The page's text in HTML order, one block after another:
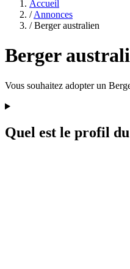
Accueil
/ Annonces
/ Berger australien
Berger
Vous souhaitez adopter un
Quel est le profil